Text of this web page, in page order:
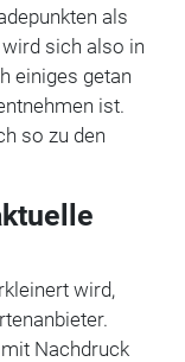
als
wird sich also in
einiges getan
ist.
so zu den
wird,
Nachdruck